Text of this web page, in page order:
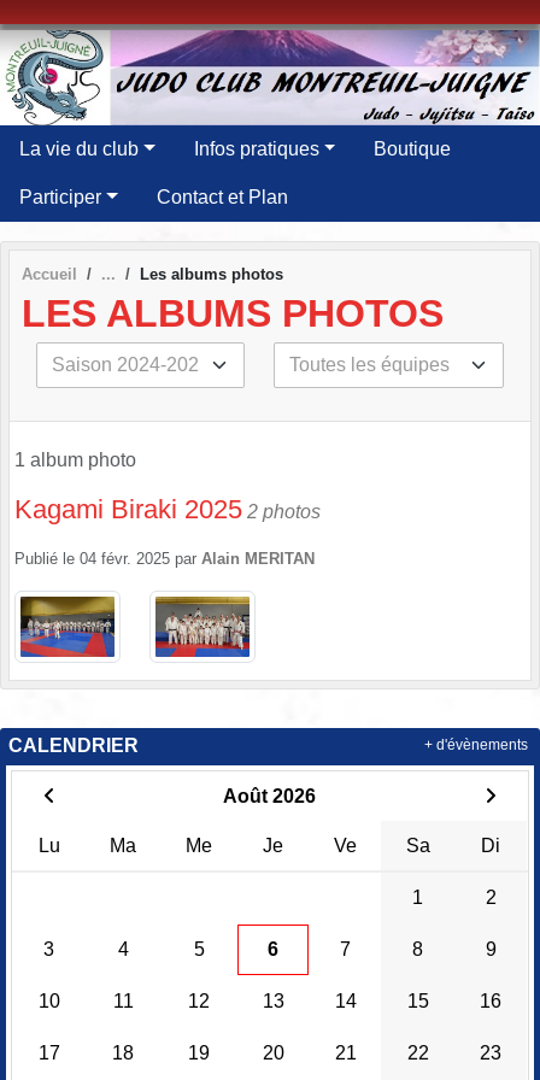
La vie du club Infos pratiques Boutique
Participer Contact et Plan
Accueil Les albums photos
LES ALBUMS PHOTOS
1 album photo
Kagami Biraki 2025 2 photos
Publié le 04 févr. 2025 par Alain MERITAN
CALENDRIER
Août 2026
Lu Ma Me Je Ve Sa Di
1 2
3 4 5 6 7 8 9
10 11 12 13 14 15 16
17 18 19 20 21 22 23
+ d'évènements